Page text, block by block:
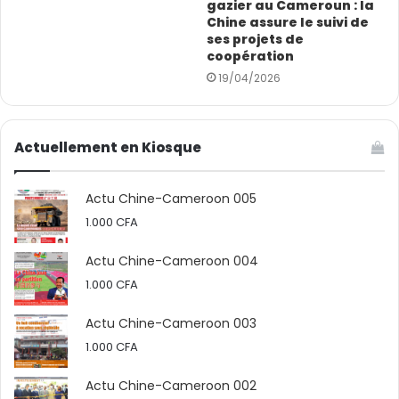
gazier au Cameroun : la
Chine assure le suivi de
ses projets de
coopération
19/04/2026
Actuellement en Kiosque
Actu Chine-Cameroon 005
1.000 CFA
Actu Chine-Cameroon 004
1.000 CFA
Actu Chine-Cameroon 003
1.000 CFA
Actu Chine-Cameroon 002